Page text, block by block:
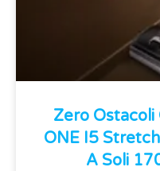
Zero Ostacoli
ONE I5
A Soli